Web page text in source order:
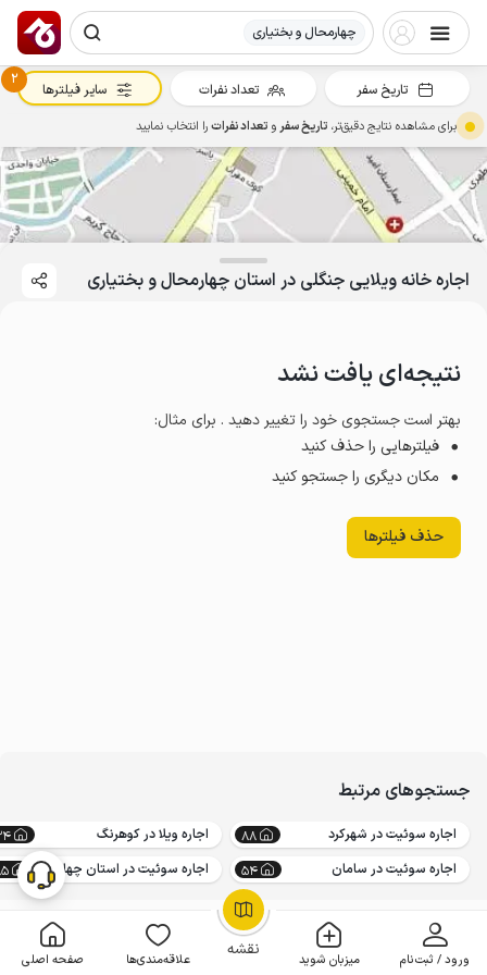
چهارمحال و بختیاری
نقشه ورود / ثبت‌نام میزبان شوید علاقه‌مندی‌ها صفحه اصلی
OpenStreetMap
اجاره خانه ویلایی جنگلی در استان چهارمحال و بختیاری
نتیجه‌ای یافت نشد
بهتر است جستجوی خود را تغییر دهید . برای مثال:
فیلترهایی را حذف کنید
مکان دیگری را جستجو کنید
حذف فیلترها
جستجوهای مرتبط
اجاره سوئیت در شهرکرد 88 اجاره ویلا در کوهرنگ
اجاره سوئیت در سامان
54 اجاره سوئیت در استان چهارمحال و بختیاری
تاریخ سفر تعداد نفرات
2
سایر فیلترها
برای مشاهده نتایج دقیق‌تر، تاریخ سفرو تعداد نفراترا انتخاب نمایید